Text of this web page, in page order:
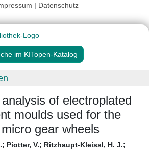
| Datenschutz
im KITopen-Katalog
of electroplated
moulds used for the
gear wheels
; Piotter, V.; Ritzhaupt-Kleissl, H. J.;